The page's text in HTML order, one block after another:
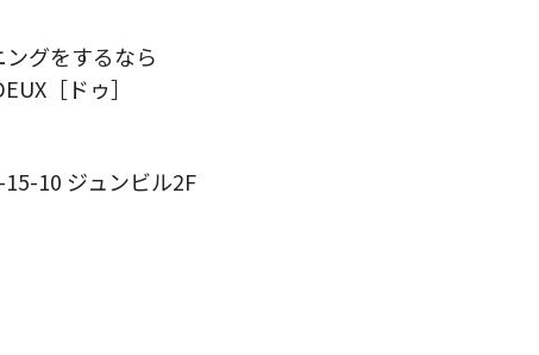
グをするなら
［ドゥ］
10 ジュンビル2F